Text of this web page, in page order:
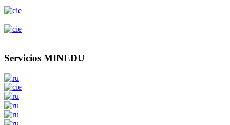
Servicios MINEDU